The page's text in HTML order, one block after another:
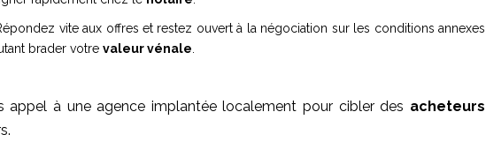
vite aux offres et restez ouvert à la négociation sur les conditions annexes
brader votre valeur vénale
appel à une agence implantée localement pour cibler des acheteurs